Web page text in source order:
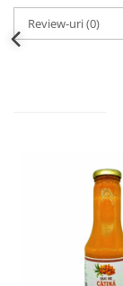
Review-uri(0)